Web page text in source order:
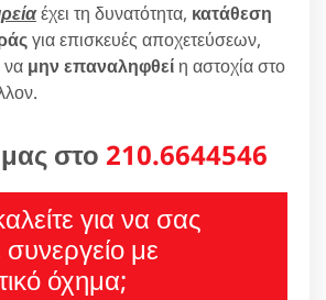
έχει τη δυνατότητα, κατάθεση
για επισκευές αποχετεύσεων,
να μην επαναληφθεί η αστοχία στο
στο 210.6644546
για να σας
συνεργείο με
όχημα;